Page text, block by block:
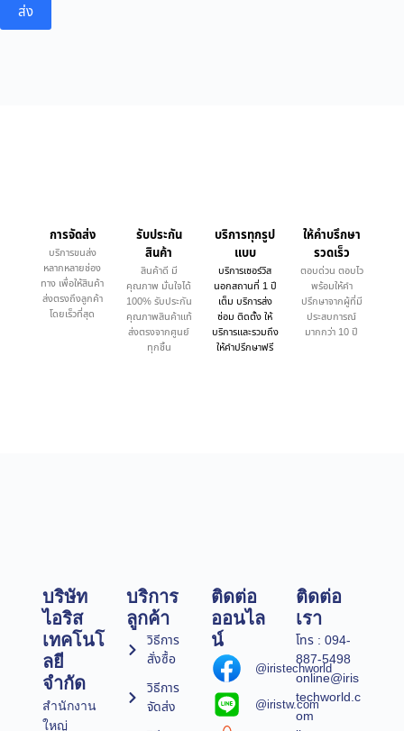
ส่ง
การจัดส่ง
บริการขนส่ง
หลากหลายช่อง
ทาง เพื่อให้สินค้า
ส่งตรงถึงลูกค้า
โดยเร็วที่สุด
รับประกัน
สินค้า
สินค้าดี มี
คุณภาพ มั่นใจได้
100% รับประกัน
คุณภาพสินค้าแท้
ส่งตรงจากศูนย์
ทุกชิ้น
บริการทุกรูป
แบบ
บริการเซอร์วิส
นอกสถานที่ 1 ปี
เต็ม บริการส่ง
ซ่อม ติดตั้ง ให้
บริการและรวมถึง
ให้คำปรึกษาฟรี
ให้คำบรึกษา
รวดเร็ว
ตอบด่วน ตอบไว
พร้อมให้คำ
ปรึกษาจากผู้ที่มี
ประสบการณ์
มากกว่า 10 ปี
บริษัท
ไอริส
เทคโนโ
ลยี
จำกัด
สำนักงาน
ใหญ่
บริการ
ลูกค้า
วิธีการ
สั่งซื้อ
วิธีการ
จัดส่ง
ติดต่อ
ออนไล
น์
@iristechworld
@iristw.com
ติดต่อ
เรา
โทร : 094-
887-5498
online@iris
techworld.c
om